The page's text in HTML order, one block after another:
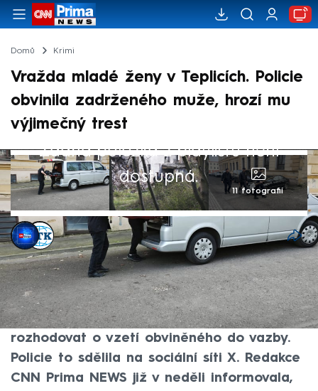
Domů Krimi
Vražda mladé ženy v Teplicích. Policie
obvinila zadrženého muže, hrozí mu
výjimečný trest
Žádná položka z playlistu není
dostupná.
11 fotografií
CNN Prima NEWS,ČTK
1. dub 2024, 19:53
Policie v pondělí dopoledne obvinila
36letého muže z vraždy ženy v Teplicích.
Hrozí mu až výjimečný trest. Soud bude
rozhodovat o vzetí obviněného do vazby.
Policie to sdělila na sociální síti X. Redakce
CNN Prima NEWS již v neděli informovala,